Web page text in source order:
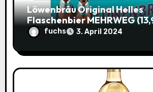
oLöwenbräu Original Helles
Flaschenbier MEHRWEG
17,49€) – Ein typisches
Original zum Sparpreis
fuchs 3. April 2024